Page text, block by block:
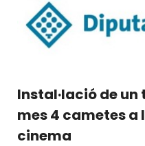
Instal·lació de un
mes 4 cametes a
cinema